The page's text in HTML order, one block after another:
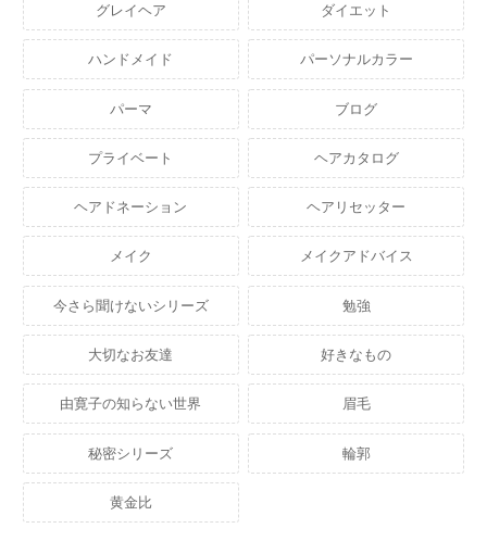
グレイヘア ダイエット
ハンドメイド パーソナルカラー
パーマ ブログ
プライベート ヘアカタログ
ヘアドネーション ヘアリセッター
メイク メイクアドバイス
今さら聞けないシリーズ 勉強
大切なお友達 好きなもの
由寛子の知らない世界 眉毛
秘密シリーズ 輪郭
黄金比